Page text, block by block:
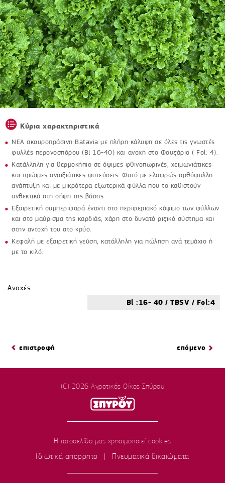
Κύρια χαρακτηριστικά
ΝΕΑ σκουροπράσινη Batavia με πλήρη κάλυψη σε όλες τις γνωστές
φυλλές περoνοσπόρου (Bl 16-40) και ανοχή στο Φουζάριο ( Fol: 4).
Κατάλληλη για θερμοκήπιο σε όψιμες φθινοπωρινές, χειμωνιάτικες
και πρώιμες ανοιξιάτικες φυτεύσεις. Φυτό με ελαφρώς ορθόφυλλη
ανάπτυξη και με μικρότερα εξωτερικά φύλλα που το καθιστούν
ανθεκτικό στη σήψη της βάσης.
Εξαιρετική συμπεριφορά έναντι στο περιφεριακό κάψιμο των φύλλων
και στο μαύρισμα της καρδιάς, χάρη στο δυνατό ριζικό σύστημα και
στην αντοχή του στο κρύο.
Κεφαλή με εξαιρετική γεύση, κατάλληλη για πώληση ανά τεμάχιο ή
με το κιλό.
Ανοχές
Bl :16- 40 / TBSV / Fol:4
επιστροφή επόμενο
(C) 2026 Αγροτικός Οίκος Σπύρου
Η ιστοσελίδα μας χρησιμοποιεί cookies
Ιδιωτικά απορρητο
Πνευματικά δικαιώματα